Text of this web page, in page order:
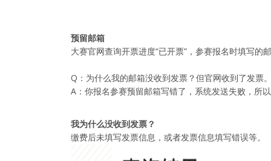
预留邮箱
大赛官网查询开票进度“已开票”，参赛报名时填写的
Q：为什么我的邮箱没收到发票？但官网收到了发票
A：你报名参赛预留邮箱写错了，系统发送失败，所
我为什么没收到发票？
缴费后未填写发票信息，或者发票信息填写错误等。